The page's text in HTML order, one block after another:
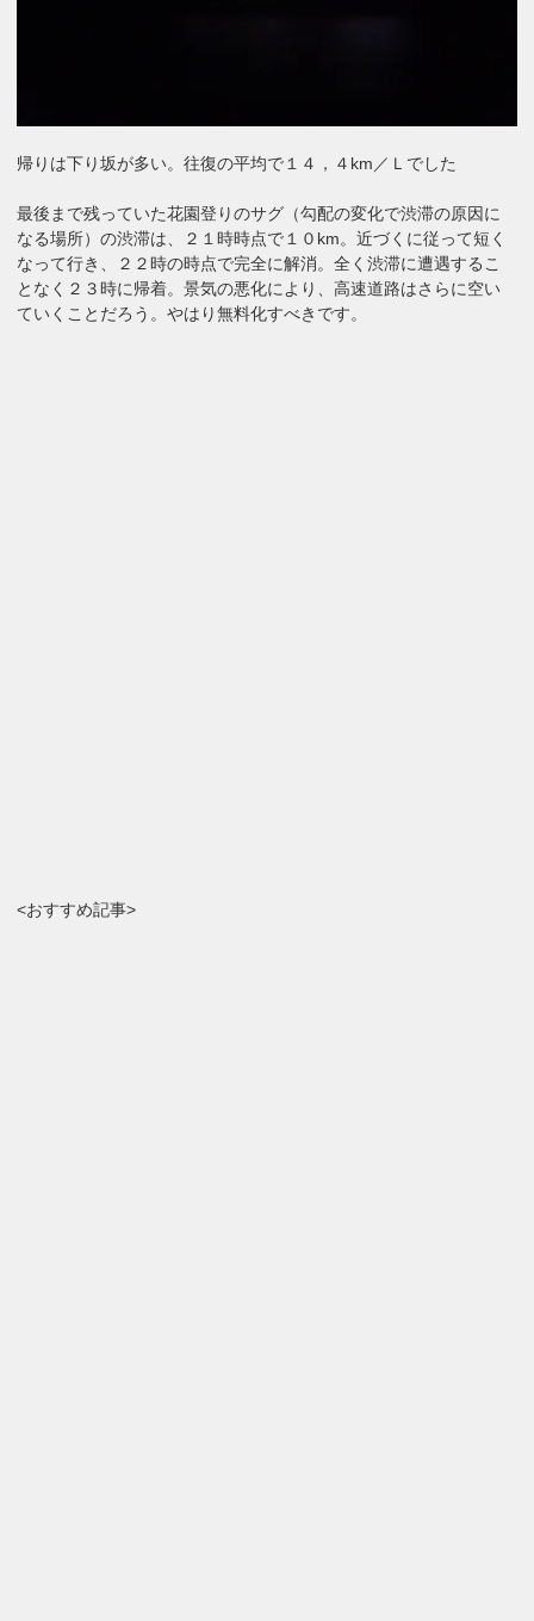
帰りは下り坂が多い。往復の平均で１４，４km／Ｌでした
最後まで残っていた花園登りのサグ（勾配の変化で渋滞の原因に
なる場所）の渋滞は、２１時時点で１０km。近づくに従って短く
なって行き、２２時の時点で完全に解消。全く渋滞に遭遇するこ
となく２３時に帰着。景気の悪化により、高速道路はさらに空い
ていくことだろう。やはり無料化すべきです。
<おすすめ記事>